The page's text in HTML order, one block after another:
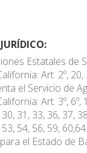
Estatales de
Art. 2º, 20,
el Servicio de
Art. 3º, 6º,
31, 33, 36, 37,
54, 56, 59, 60,64.
el Estado de